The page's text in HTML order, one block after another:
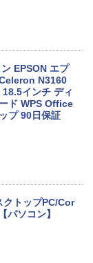
ル】中古 ノー
落ち dynabook
リ8GB SSD2
MS Of
証
メモリ:4GB/8
EPSON エプ
N3160
インチ ディ
ド WPS Office
プ 90日保証
トップPC/Cor
ソコン】